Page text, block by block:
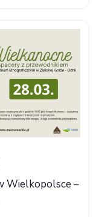
Wielkopolsce –